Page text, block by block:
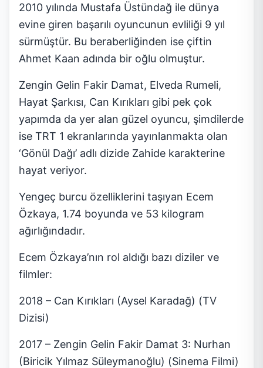
2010 yılında Mustafa Üstündağ ile dünya
evine giren başarılı oyuncunun evliliği 9 yıl
sürmüştür. Bu beraberliğinden ise çiftin
Ahmet Kaan adında bir oğlu olmuştur.
Zengin Gelin Fakir Damat, Elveda Rumeli,
Hayat Şarkısı, Can Kırıkları gibi pek çok
yapımda da yer alan güzel oyuncu, şimdilerde
ise TRT 1 ekranlarında yayınlanmakta olan
‘Gönül Dağı’ adlı dizide Zahide karakterine
hayat veriyor.
Yengeç burcu özelliklerini taşıyan Ecem
Özkaya, 1.74 boyunda ve 53 kilogram
ağırlığındadır.
Ecem Özkaya’nın rol aldığı bazı diziler ve
filmler:
2018 – Can Kırıkları (Aysel Karadağ) (TV
Dizisi)
2017 – Zengin Gelin Fakir Damat 3: Nurhan
(Biricik Yılmaz Süleymanoğlu) (Sinema Filmi)